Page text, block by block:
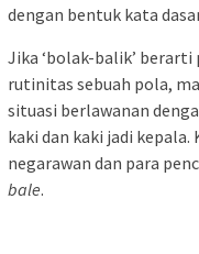
dengan bentuk kata
Jika ‘bolak-balik’
rutinitas sebuah pola,
situasi berlawanan
kaki dan kaki jadi
negarawan dan para
bale.